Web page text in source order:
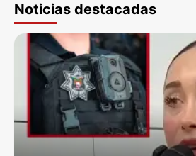
Noticias destacadas